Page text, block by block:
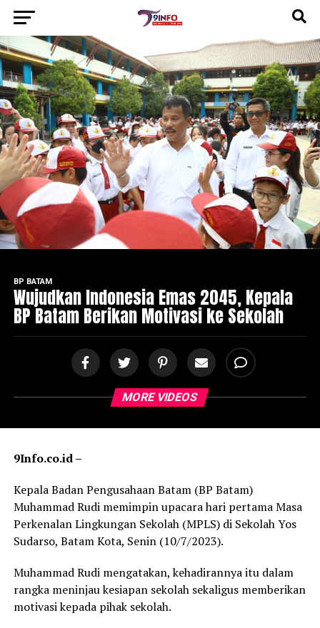
BP BATAM
Wujudkan Indonesia Emas 2045, Kepala
BP Batam Berikan Motivasi ke Sekolah
MORE VIDEOS
9Info.co.id –
Kepala Badan Pengusahaan Batam (BP Batam)
Muhammad Rudi memimpin upacara hari pertama Masa
Perkenalan Lingkungan Sekolah (MPLS) di Sekolah Yos
Sudarso, Batam Kota, Senin (10/7/2023).
Muhammad Rudi mengatakan, kehadirannya itu dalam
rangka meninjau kesiapan sekolah sekaligus memberikan
motivasi kepada pihak sekolah.